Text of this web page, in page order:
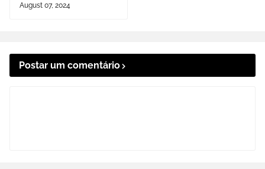
August 07, 2024
Postar um comentário